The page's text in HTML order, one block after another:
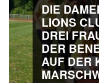
DIE
LIONS
DREI
DER
AUF DER